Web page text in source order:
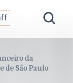
da
de São Paulo